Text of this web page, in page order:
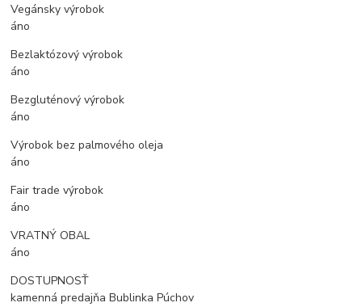
Vegánsky výrobok
áno
Bezlaktózový výrobok
áno
Bezgluténový výrobok
áno
Výrobok bez palmového oleja
áno
Fair trade výrobok
áno
VRATNÝ OBAL
áno
DOSTUPNOSŤ
kamenná predajňa Bublinka Púchov